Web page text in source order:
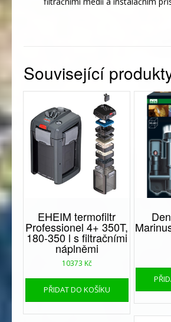
Související
EHEIM termofiltr
Professionel 4+ 350T,
180-350 l s filtračními
náplněmi
10373 Kč
PŘIDAT DO KOŠÍKU